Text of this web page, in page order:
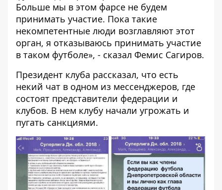
Больше мы в этом фарсе не будем
принимать участие. Пока такие
некомпетентные люди возглавляют этот
орган, я отказываюсь принимать участие
в таком футболе», - сказал Фемис Сагиров.
Президент клуба рассказал, что есть
некий чат в одном из мессенджеров, где
состоят представители федерации и
клубов. В нем клубу начали угрожать и
пугать санкциями.